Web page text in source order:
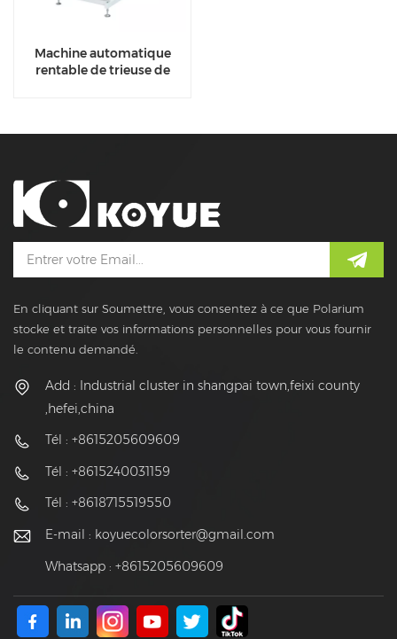
Machine automatique
rentable de trieuse de
En cliquant sur Soumettre, vous consentez à ce que Polarium
stocke et traite vos informations personnelles pour vous fournir
le contenu demandé.
Add : Industrial cluster in shangpai town,feixi county
,hefei,china
Tél : +8615205609609
Tél : +8615240031159
Tél : +8618715519550
E-mail : koyuecolorsorter@gmail.com
Whatsapp : +8615205609609